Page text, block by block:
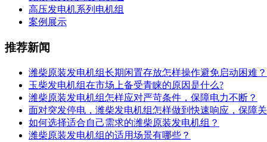
高压发电机系列电机组
案例展示
推荐新闻
潍柴原装发电机组长期闲置存放怎样操作避免启动困难？
玉柴发电机组在市场上备受青睐的原因是什么?
潍柴原装发电机组怎样应对严苛条件，保障电力不断？
面对突发停电，潍柴发电机组怎样做到快速响应，保障
如何选择适合自己需求的潍柴原装发电机组？
潍柴原装发电机组的适用场景有哪些？